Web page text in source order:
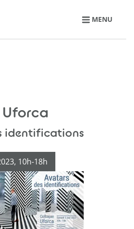
MENU
identifications
10h-18h